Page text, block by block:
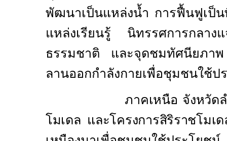
พัฒนาเป็นแหล่งน้ำ การฟื้นฟูเป็
แหล่งเรียนรู้ นิทรรศการกลาง
ธรรมชาติ และจุดชมทัศนียภา
ลานออกกำลังกายเพื่อชุมชนใช้ป
ภาคเหนือ จังหวัด
โมเดล และโครงการสิริราชโมเ